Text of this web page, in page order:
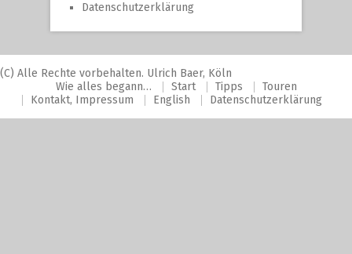
Datenschutzerklärung
(C) Alle Rechte vorbehalten. Ulrich Baer, Köln
Wie alles begann…
Start Tipps
Touren
Kontakt, Impressum
English Datenschutzerklärung